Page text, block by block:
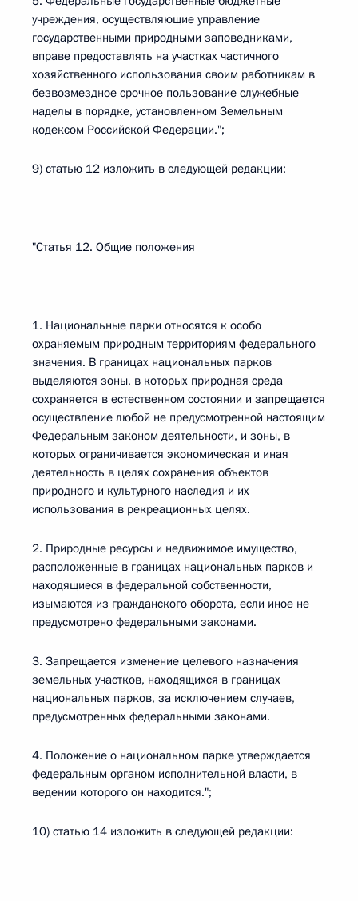
учреждения, осуществляющие управление
государственными природными заповедниками,
вправе предоставлять на участках частичного
хозяйственного использования своим работникам в
безвозмездное срочное пользование служебные
наделы в порядке, установленном Земельным
кодексом Российской Федерации.";
9) статью 12 изложить в следующей редакции:
"Статья 12. Общие положения
1. Национальные парки относятся к особо
охраняемым природным территориям федерального
значения. В границах национальных парков
выделяются зоны, в которых природная среда
сохраняется в естественном состоянии и запрещается
осуществление любой не предусмотренной настоящим
Федеральным законом деятельности, и зоны, в
которых ограничивается экономическая и иная
деятельность в целях сохранения объектов
природного и культурного наследия и их
использования в рекреационных целях.
2. Природные ресурсы и недвижимое имущество,
расположенные в границах национальных парков и
находящиеся в федеральной собственности,
изымаются из гражданского оборота, если иное не
предусмотрено федеральными законами.
3. Запрещается изменение целевого назначения
земельных участков, находящихся в границах
национальных парков, за исключением случаев,
предусмотренных федеральными законами.
4. Положение о национальном парке утверждается
федеральным органом исполнительной власти, в
ведении которого он находится.";
10) статью 14 изложить в следующей редакции: